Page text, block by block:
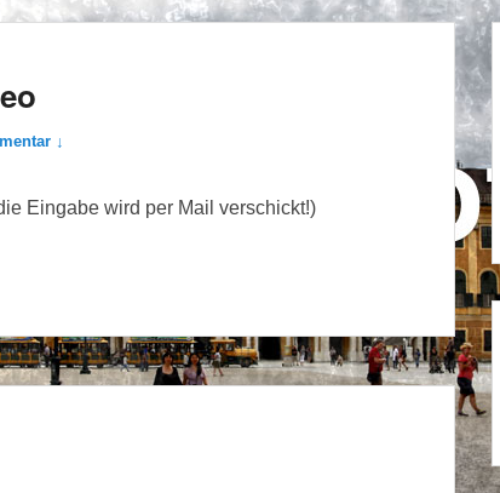
↓
Eingabe wird per Mail verschickt!)